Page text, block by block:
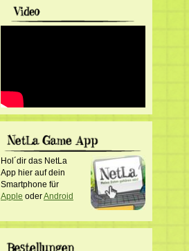
Hol´dir das NetLa
App hier auf dein
Smartphone für
Apple oderAndroid